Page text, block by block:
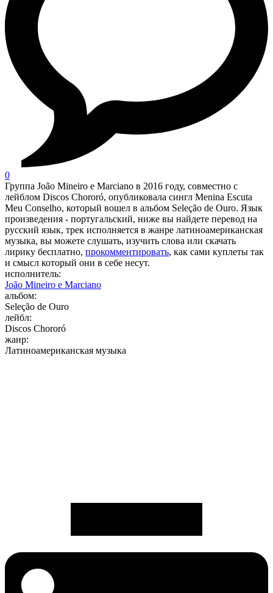
0
Группа João Mineiro e Marciano в 2016 году, совместно с
лейблом Discos Chororó, опубликовала сингл Menina Escuta
Meu Conselho, который вошел в альбом Seleção de Ouro. Язык
произведения - португальский, ниже вы найдете перевод на
русский язык, трек исполняется в жанре латиноамериканская
музыка, вы можете слушать, изучить слова или скачать
лирику бесплатно, прокомментировать, как сами куплеты так
и смысл который они в себе несут.
исполнитель:
João Mineiro e Marciano
альбом:
Seleção de Ouro
лейбл:
Discos Chororó
жанр:
Латиноамериканская музыка